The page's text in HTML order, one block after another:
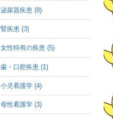
泌尿器疾患 (8)
腎疾患 (3)
女性特有の疾患 (5)
歯・口腔疾患 (1)
小児看護学 (4)
母性看護学 (3)